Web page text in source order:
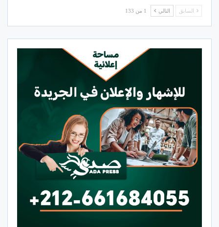
السابق التالي 1 من 133